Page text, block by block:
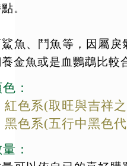
。
魚、鬥魚等，因屬
金魚或是血鸚鵡比較
：
紅色系(取旺與吉祥
黑色系(五行中黑色
：